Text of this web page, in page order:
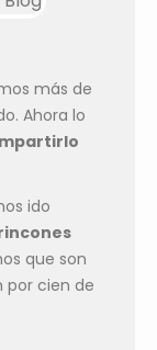
más de
Ahora lo
ido
que son
por cien de